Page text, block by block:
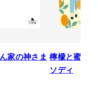
家の神さま 檸檬と蜜柑
ソディ